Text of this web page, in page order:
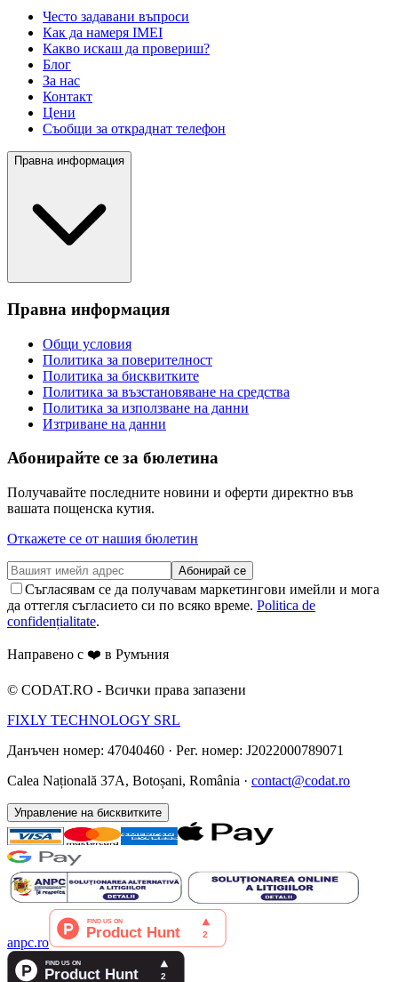
Често задавани въпроси
Как да намеря IMEI
Какво искаш да провериш?
Блог
За нас
Контакт
Цени
Съобщи за откраднат телефон
Правна информация
Правна информация
Общи условия
Политика за поверителност
Политика за бисквитките
Политика за възстановяване на средства
Политика за използване на данни
Изтриване на данни
Абонирайте се за бюлетина
Получавайте последните новини и оферти директно във
вашата пощенска кутия.
Откажете се от нашия бюлетин
Абонирай се
Съгласявам се да получавам маркетингови имейли и мога
да оттегля съгласието си по всяко време. Politica de
confidențialitate.
Направено с ❤️ в Румъния
© CODAT.RO - Всички права запазени
FIXLY TECHNOLOGY SRL
Данъчен номер: 47040460 · Рег. номер: J2022000789071
Calea Națională 37A, Botoșani, România · contact@codat.ro
Управление на бисквитките
anpc.ro